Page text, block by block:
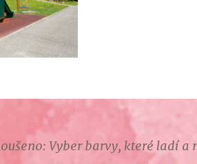
Vyber barvy, které ladí